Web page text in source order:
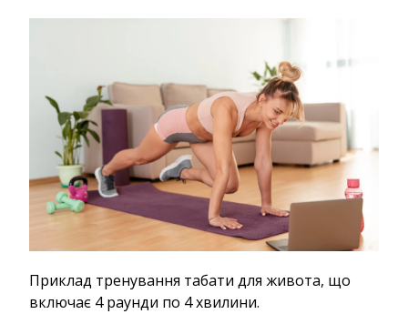
Приклад тренування табати для живота, що
включає 4 раунди по 4 хвилини.